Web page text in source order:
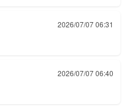
2026/07/07 06:31
2026/07/07 06:40